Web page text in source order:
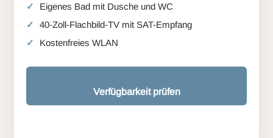
Eigenes Bad mit Dusche und WC
40-Zoll-Flachbild-TV mit SAT-Empfang
Kostenfreies WLAN
Verfügbarkeit prüfen